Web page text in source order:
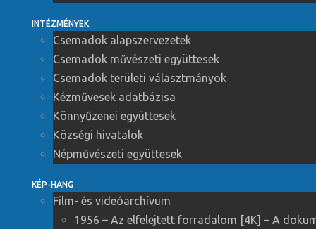
INTÉZMÉNYEK
Csemadok alapszervezetek
Csemadok művészeti együttesek
Csemadok területi választmányok
Kézművesek adatbázisa
Könnyűzenei együttesek
Községi hivatalok
Népművészeti együttesek
KÉP-HANG
Film- és videóarchívum
1956 – Az elfelejtett forradalom [4K] – A